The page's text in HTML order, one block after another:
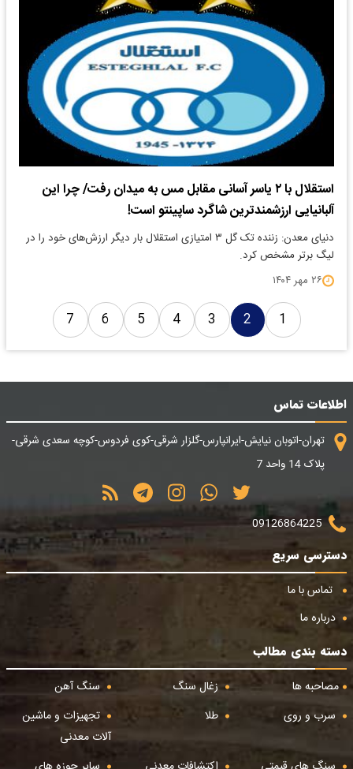
استقلال با ۲ یاسر آسانی مقابل مس به میدان رفت/ چرا این
آلبانیایی ارزشمندترین شاگرد ساپینتو است!
دنیای معدن: زننده تک گل ۳ امتیازی استقلال بار دیگر ارزش‌های خود را در
لیگ برتر مشخص کرد.
۲۶ مهر ۱۴۰۴
1
2
3
4
5
6
7
اطلاعات تماس
تهران-اتوبان نیایش-ایرانپارس-گلزار شرقی-کوی فردوس-کوچه سعدی شرقی-
پلاک 14 واحد 7
09126864225
دسترسی سریع
تماس با ما
درباره ما
دسته بندی مطالب
مصاحبه ها
زغال سنگ
سنگ آهن
سرب و روی
طلا
تجهیزات و ماشین
آلات معدنی